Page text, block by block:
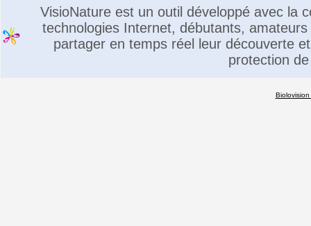
VisioNature est un outil développé avec la
technologies Internet, débutants,
partager en temps réel leur découverte
protection
Biolovision